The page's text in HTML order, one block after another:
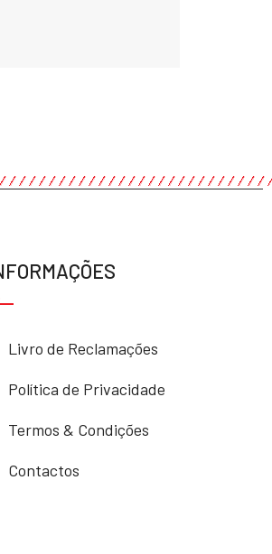
Livro de Reclamações
Política de Privacidade
Termos & Condições
Contactos